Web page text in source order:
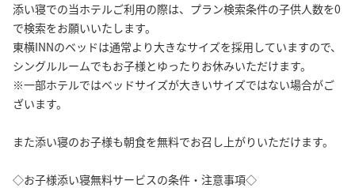
添い寝での当ホテルご利用の際は、プラン検索条件の子供人数を0
で検索をお願いいたします。
東横INNのベッドは通常より大きなサイズを採用していますので、
シングルルームでもお子様とゆったりお休みいただけます。
※一部ホテルではベッドサイズが大きいサイズではない場合がご
ざいます。
また添い寝のお子様も朝食を無料でお召し上がりいただけます。
◇お子様添い寝無料サービスの条件・注意事項◇